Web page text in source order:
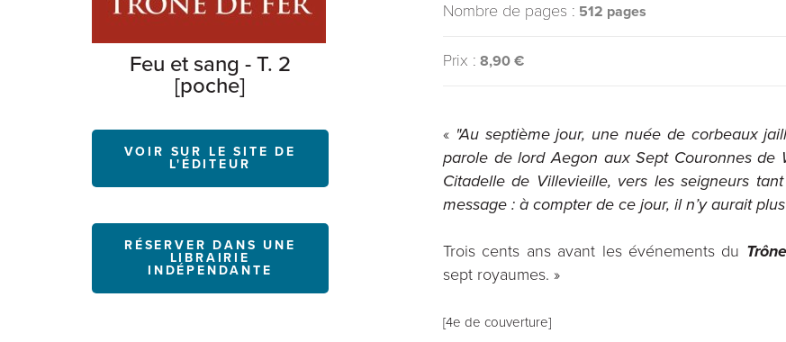
Feu et sang - T. 2
[poche]
VOIR SUR LE SITE DE
L'ÉDITEUR
RÉSERVER DANS UNE
LIBRAIRIE
INDÉPENDANTE
Nombre de pages : 512 pages
Prix : 8,90 €
« "Au septième jour, une nuée de corbeaux
parole de lord Aegon aux Sept Couronnes de
Citadelle de Villevieille, vers les seigneurs
message : à compter de ce jour, il n’y aurait
Trois cents ans avant les événements du
sept royaumes. »
[4e de couverture]